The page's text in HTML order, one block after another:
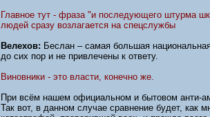
Главное тут - фраза "и последующего штурма
людей сразу возлагается на спецслужбы
Велехов: Беслан – самая большая
до сих пор и не привлечены к ответу.
Виновники - это власти, конечно же.
При всём нашем официальном и бытовом анти-
Так вот, в данном случае сравнение будет, как